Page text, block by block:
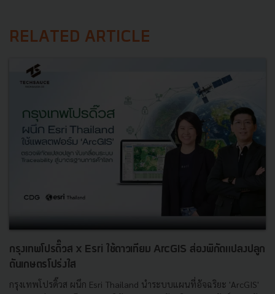
RELATED ARTICLE
กรุงเทพโปรดิ๊วส x Esri ใช้ดาวเทียม ArcGIS ส่องพิกัดแปลงปลูก
ดันเกษตรโปร่งใส
กรุงเทพโปรดิ๊วส ผนึก Esri Thailand นำระบบแผนที่อัจฉริยะ 'ArcGIS'